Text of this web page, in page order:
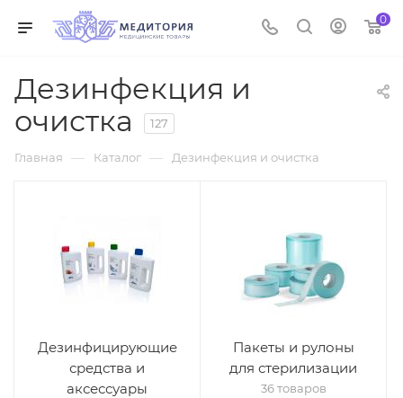
0
Дезинфекция и
очистка
127
Главная — Каталог — Дезинфекция и очистка
Дезинфицирующие
средства и
аксессуары
Пакеты и рулоны
для стерилизации
36 товаров